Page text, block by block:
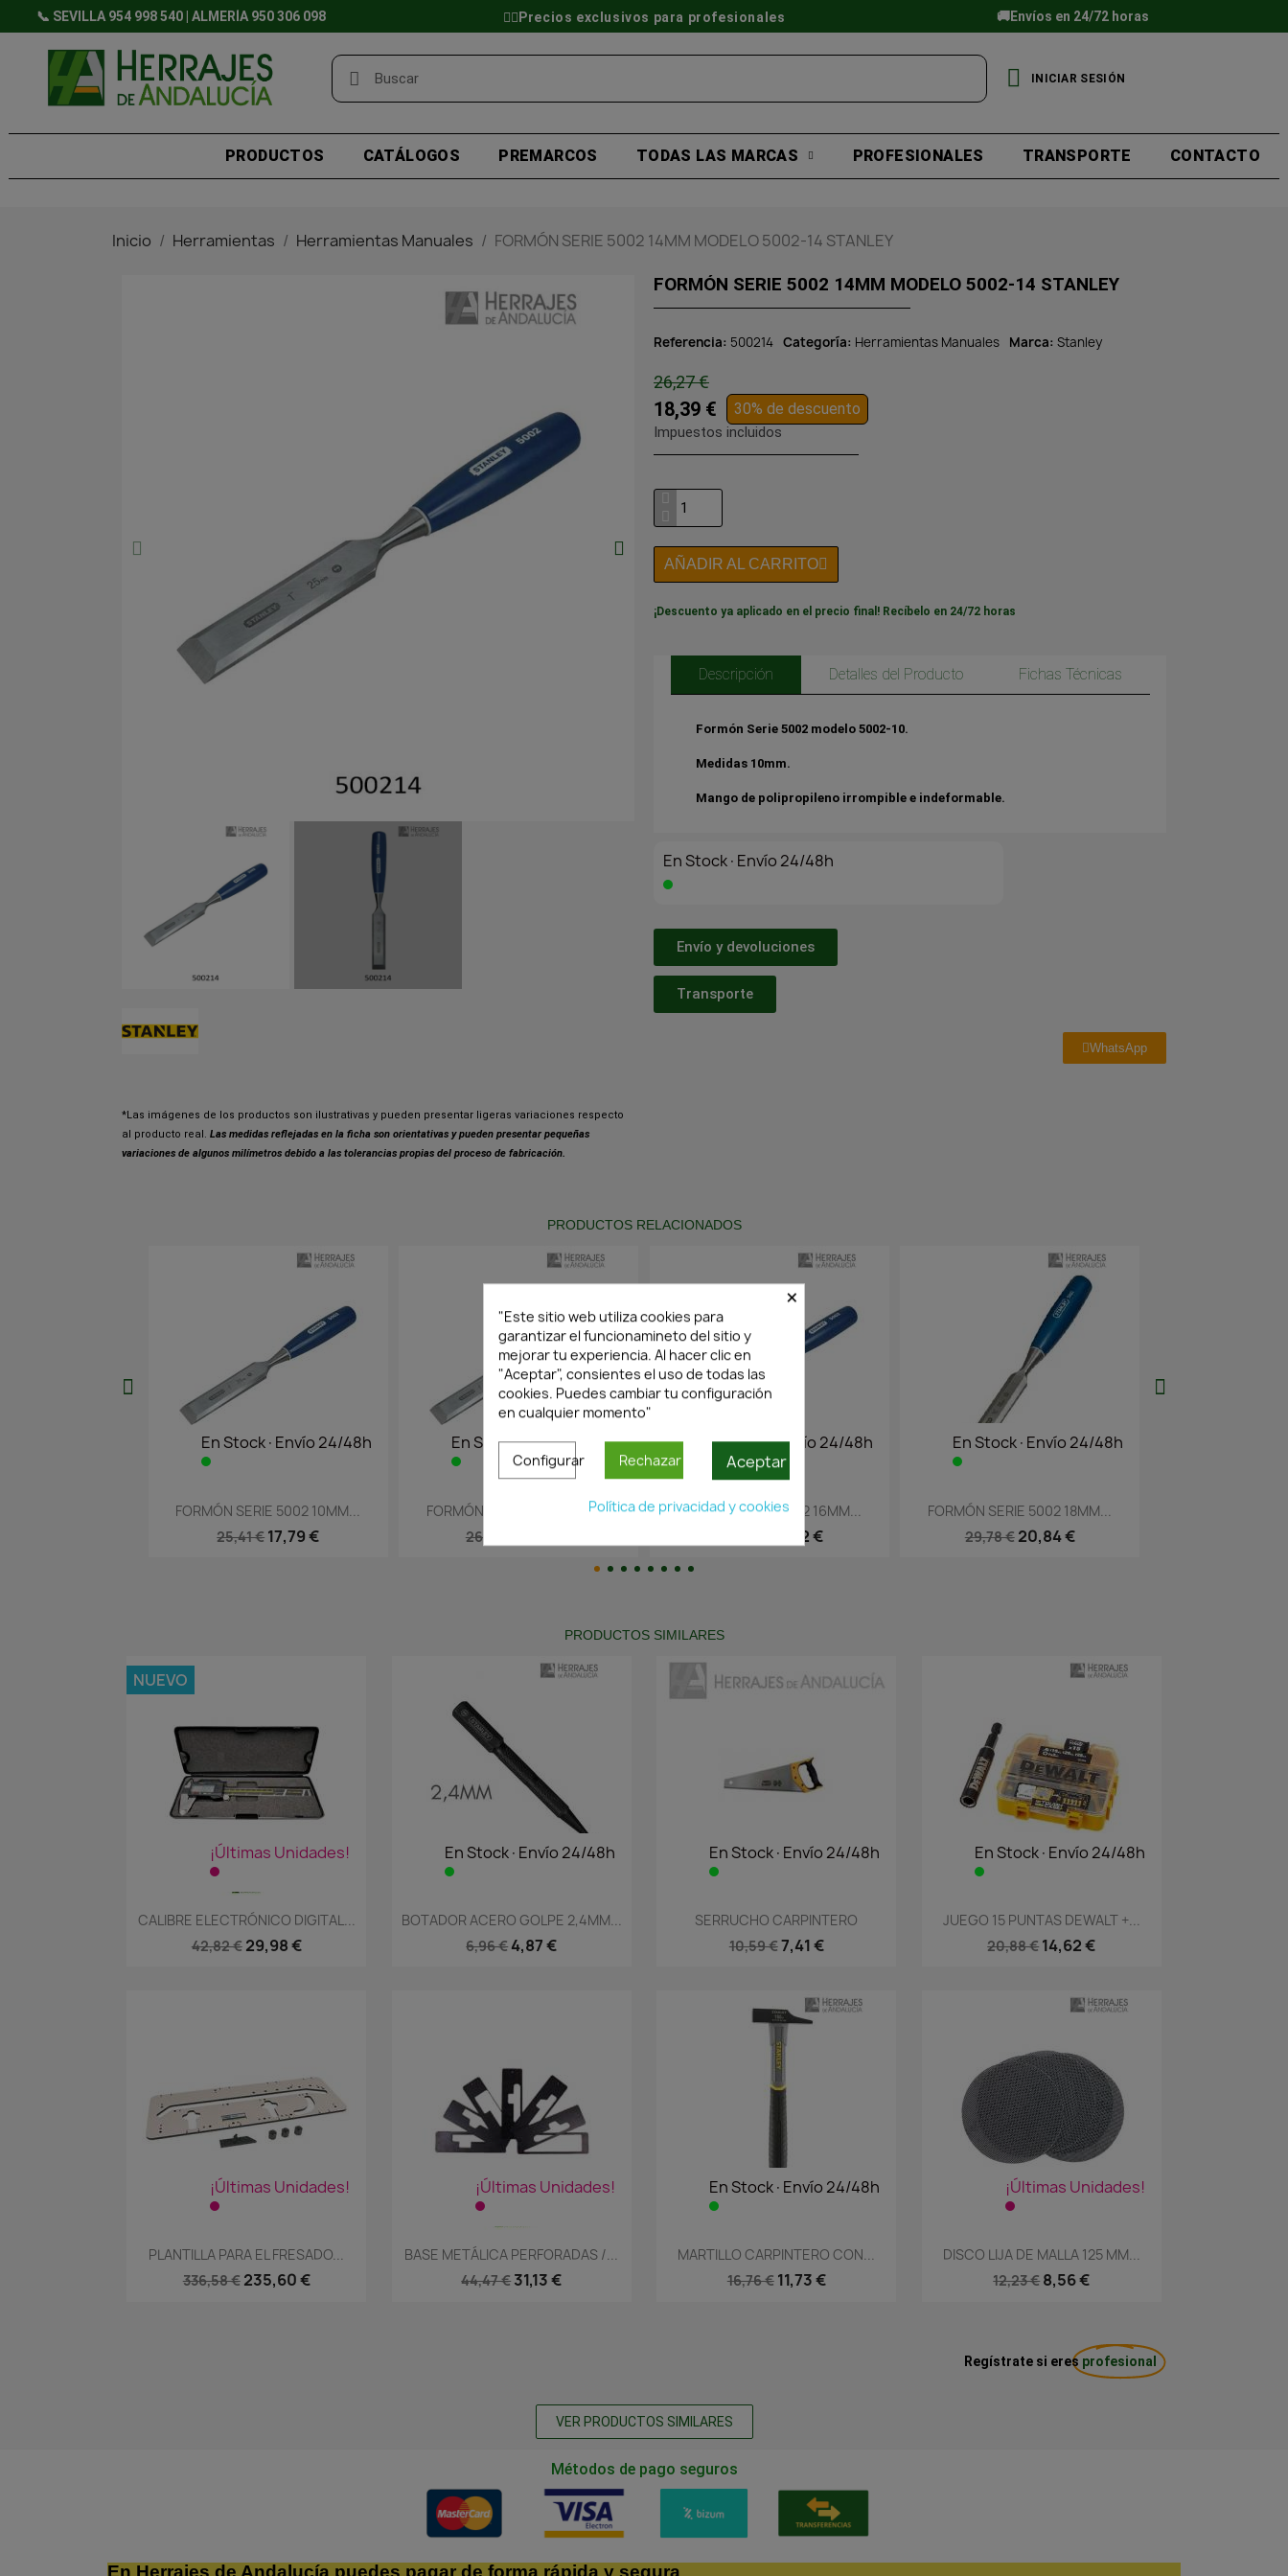
📞 SEVILLA 954 998 540 | ALMERÍA 950 306 098 👷‍♂️Precios exclusivos para profesionales 🚚Envíos en 24/72 horas
INICIAR SESIÓN
PRODUCTOS CATÁLOGOS PREMARCOS TODAS LAS MARCAS PROFESIONALES TRANSPORTE CONTACTO
Inicio Herramientas Herramientas Manuales FORMÓN SERIE 5002 14MM MODELO 5002-14 STANLEY
*Las imágenes de los productos son ilustrativas y pueden presentar ligeras variaciones respecto
al producto real. Las medidas reflejadas en la ficha son orientativas y pueden presentar pequeñas
variaciones de algunos milímetros debido a las tolerancias propias del proceso de fabricación.
FORMÓN SERIE 5002 14MM MODELO 5002-14 STANLEY
Referencia 500214 Categoría Herramientas Manuales Marca Stanley
26,27 €
18,39 € 30% de descuento
Impuestos incluidos
AÑADIR AL CARRITO
¡Descuento ya aplicado en el precio final! Recíbelo en 24/72 horas
Descripción Detalles del Producto Fichas Técnicas
Formón Serie 5002 modelo 5002-10.
Medidas 10mm.
Mango de polipropileno irrompible e indeformable.
En Stock·Envío 24/48h
Envío y devoluciones
Transporte
WhatsApp
PRODUCTOS RELACIONADOS
En Stock·Envío 24/48h
Vista rápida
FORMÓN SERIE 5002 10MM...
En Stock·Envío 24/48h
Vista rápida
FORMÓN SERIE 5002 12MM...
En Stock·Envío 24/48h
Vista rápida
FORMON SERIE 5002 16MM...
En Stock·Envío 24/48h
Vista rápida
FORMÓN SERIE 5002 18MM...
En Stock·Envío 24/48h
FORMÓN SERIE 5002 20MM...
PRODUCTOS SIMILARES
¡Últimas Unidades!
Vista rápida
CALIBRE ELECTRÓNICO DIGITAL...
42,82 € 29,98 €
NUEVO
En Stock·Envío 24/48h
Vista rápida
BOTADOR ACERO GOLPE 2,4MM...
6,96 € 4,87 €
En Stock·Envío 24/48h
Vista rápida
SERRUCHO CARPINTERO
10,59 €7,41 €
En Stock·Envío 24/48h
Vista rápida
JUEGO 15 PUNTAS DEWALT +...
20,88 € 14,62 €
¡Últimas Unidades!
Vista rápida
PLANTILLA PARA EL FRESADO...
336,58 € 235,60 €
¡Últimas Unidades!
Vista rápida
BASE METÁLICA PERFORADAS /...
44,47 € 31,13 €
En Stock·Envío 24/48h
Vista rápida
MARTILLO CARPINTERO CON...
16,76 € 11,73 €
¡Últimas Unidades!
Vista rápida
DISCO LIJA DE MALLA 125 MM...
12,23 € 8,56 €
Regístrate si eres profesional
VER PRODUCTOS SIMILARES
Métodos de pago seguros
En Herrajes de Andalucía puedes pagar de forma rápida y segura
×
"Este sitio web utiliza cookies para
garantizar el funcionamineto del sitio y
mejorar tu experiencia. Al hacer clic en
"Aceptar", consientes el uso de todas las
cookies. Puedes cambiar tu configuración
en cualquier momento"
Configurar Rechazar Aceptar
Política de privacidad y cookies